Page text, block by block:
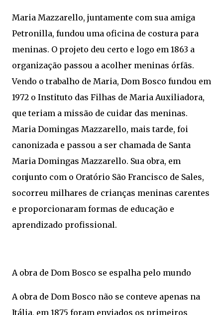
Maria Mazzarello, juntamente com sua amiga
Petronilla, fundou uma oficina de costura para
meninas. O projeto deu certo e logo em 1863 a
organização passou a acolher meninas órfãs.
Vendo o trabalho de Maria, Dom Bosco fundou em
1972 o Instituto das Filhas de Maria Auxiliadora,
que teriam a missão de cuidar das meninas.
Maria Domingas Mazzarello, mais tarde, foi
canonizada e passou a ser chamada de Santa
Maria Domingas Mazzarello. Sua obra, em
conjunto com o Oratório São Francisco de Sales,
socorreu milhares de crianças meninas carentes
e proporcionaram formas de educação e
aprendizado profissional.
A obra de Dom Bosco se espalha pelo mundo
A obra de Dom Bosco não se conteve apenas na
Itália, em 1875 foram enviados os primeiros